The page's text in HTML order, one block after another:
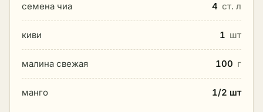
семена чиа 4 ст. л
киви 1 шт
малина свежая 100 г
манго 1/2 шт